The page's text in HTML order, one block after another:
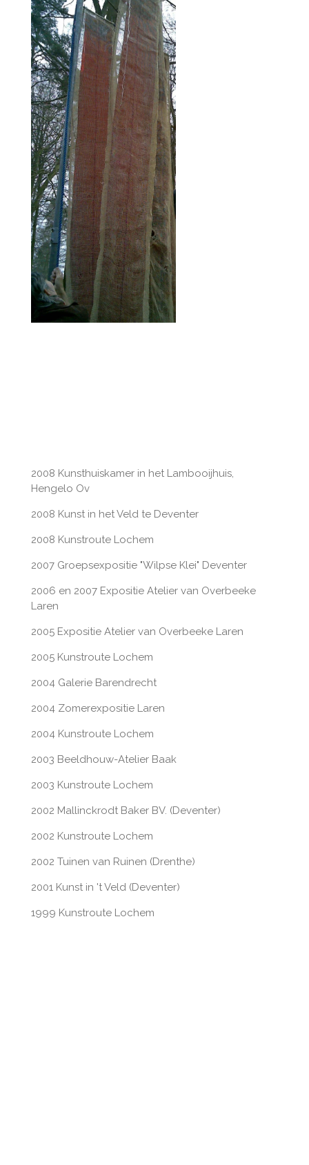
2008 Kunsthuiskamer in het Lambooijhuis,
Hengelo Ov
2008 Kunst in het Veld te Deventer
2008 Kunstroute Lochem
2007 Groepsexpositie "Wilpse Klei" Deventer
2006 en 2007 Expositie Atelier van Overbeeke
Laren
2005 Expositie Atelier van Overbeeke Laren
2005 Kunstroute Lochem
2004 Galerie Barendrecht
2004 Zomerexpositie Laren
2004 Kunstroute Lochem
2003 Beeldhouw-Atelier Baak
2003 Kunstroute Lochem
2002 Mallinckrodt Baker BV. (Deventer)
2002 Kunstroute Lochem
2002 Tuinen van Ruinen (Drenthe)
2001 Kunst in 't Veld (Deventer)
1999 Kunstroute Lochem